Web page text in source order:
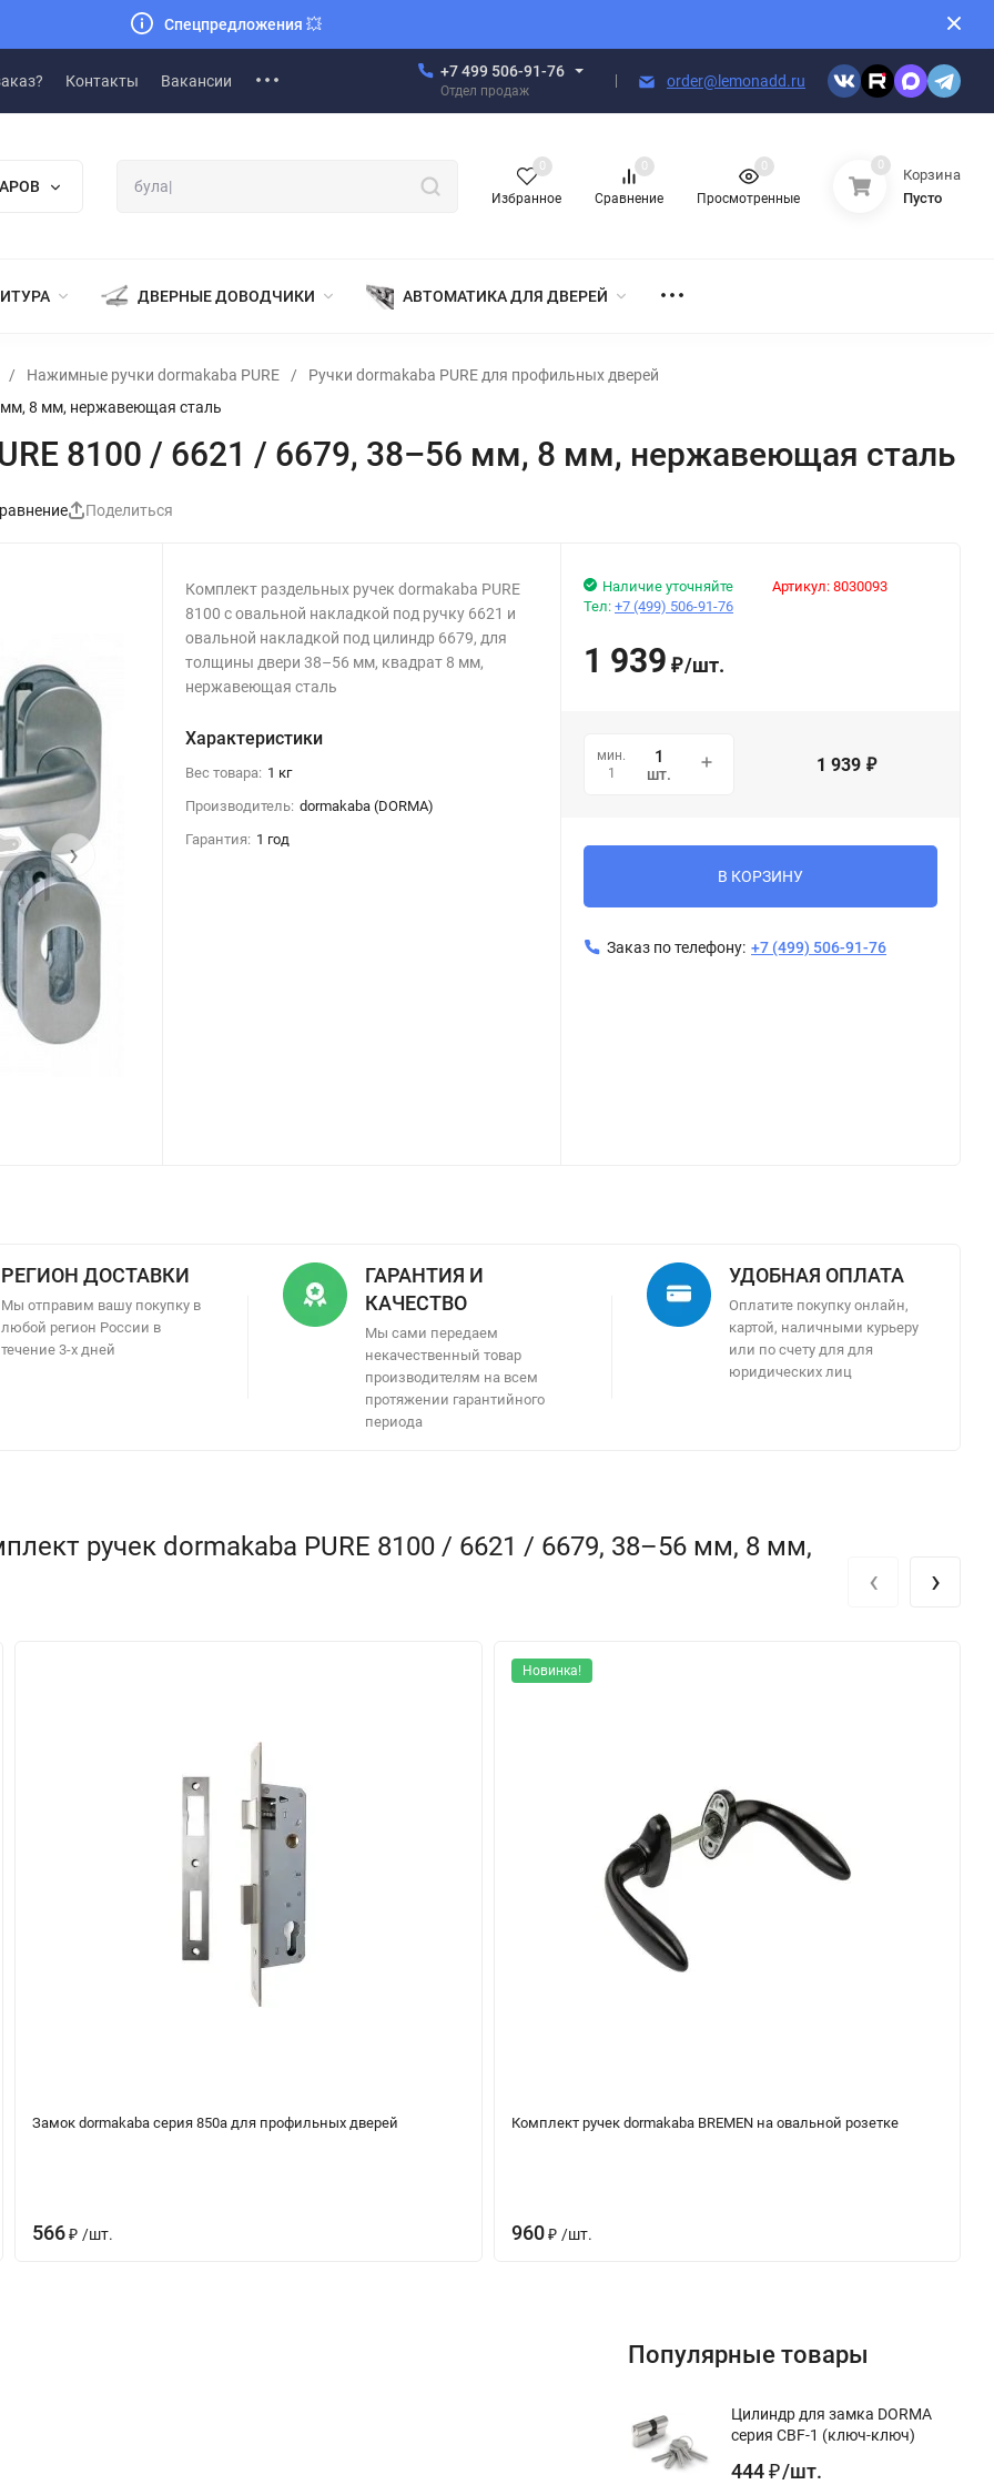
Спецпредложения 💥
Контакты Вакансии
+7 499 506-91-76
Отдел продаж
order@lemonadd.ru
Избранное
0
Сравнение
0
Просмотренные
0 0
Корзина
Пусто
ДВЕРНЫЕ ДОВОДЧИКИ АВТОМАТИКА ДЛЯ ДВЕРЕЙ
/ Нажимные ручки dormakaba PURE /
Ручки dormakaba PURE для профильных дверей
мм, 8 мм, нержавеющая сталь
8100 / 6621 / 6679, 38–56 мм, 8 мм, нержавеющая сталь
Поделиться
›
Комплект раздельных ручек dormakaba PURE
8100 с овальной накладкой под ручку 6621 и
овальной накладкой под цилиндр 6679, для
толщины двери 38–56 мм, квадрат 8 мм,
нержавеющая сталь
Характеристики
Вес товара: 1 кг
Производитель: dormakaba (DORMA)
Гарантия: 1 год
Артикул: 8030093
Наличие уточняйте
Тел:+7 (499) 506-91-76
1 939 ₽/шт.
мин.
1
шт. 1 939 ₽
В КОРЗИНУ
Заказ по телефону: +7 (499) 506-91-76
РЕГИОН ДОСТАВКИ
Мы отправим вашу покупку в
любой регион России в
течение 3-х дней
ГАРАНТИЯ И
КАЧЕСТВО
Мы сами передаем
некачественный товар
производителям на всем
протяжении гарантийного
периода
УДОБНАЯ ОПЛАТА
Оплатите покупку онлайн,
картой, наличными курьеру
или по счету для для
юридических лиц
ручек dormakaba PURE 8100 / 6621 / 6679, 38–56 мм, 8 мм,
Замок dormakaba серия 850а для профильных дверей
566 ₽ /шт.
Новинка!
Комплект ручек dormakaba BREMEN на овальной розетке
960 ₽ /шт.
‹ ›
Популярные товары
Цилиндр для замка DORMA
серия CBF-1 (ключ-ключ)
444 ₽/шт.